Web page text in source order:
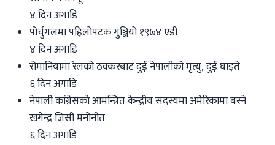
४ दिन अगाडि
पोर्चुगलमा पहिलोपटक गुञ्जियो १९७४ एडी
४ दिन अगाडि
रोमानियामा रेलको ठक्करबाट दुई नेपालीको मृत्यु, दुई घाइते
६ दिन अगाडि
नेपाली कांग्रेसको आमन्त्रित केन्द्रीय सदस्यमा अमेरिकामा बस्ने
खगेन्द्र जिसी मनोनीत
६ दिन अगाडि